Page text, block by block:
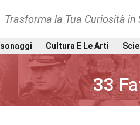
Trasforma la Tua Curiosità in
Cultura E Le Arti
33